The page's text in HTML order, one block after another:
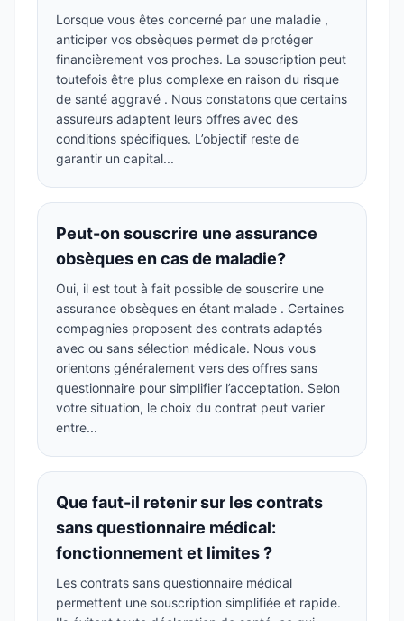
Lorsque vous êtes concerné par une maladie ,
anticiper vos obsèques permet de protéger
financièrement vos proches. La souscription peut
toutefois être plus complexe en raison du risque
de santé aggravé . Nous constatons que certains
assureurs adaptent leurs offres avec des
conditions spécifiques. L’objectif reste de
garantir un capital...
Peut-on souscrire une assurance
obsèques en cas de maladie?
Oui, il est tout à fait possible de souscrire une
assurance obsèques en étant malade . Certaines
compagnies proposent des contrats adaptés
avec ou sans sélection médicale. Nous vous
orientons généralement vers des offres sans
questionnaire pour simplifier l’acceptation. Selon
votre situation, le choix du contrat peut varier
entre...
Que faut-il retenir sur les contrats
sans questionnaire médical:
fonctionnement et limites ?
Les contrats sans questionnaire médical
permettent une souscription simplifiée et rapide.